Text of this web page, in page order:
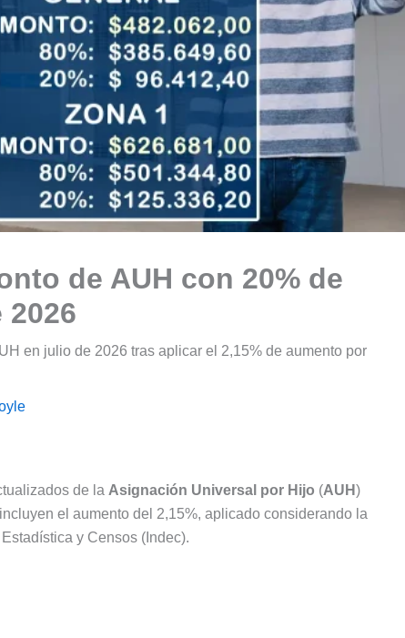
de AUH con 20% de
en julio de 2026 tras aplicar el 2,15% de aumento por
de la Asignación Universal por Hijo (AUH )
el aumento del 2,15%, aplicado considerando la
y Censos (Indec).